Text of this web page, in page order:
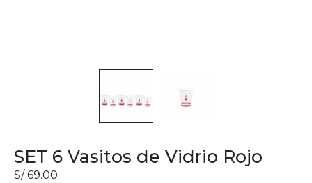
SET 6 Vasitos de Vidrio Rojo
S/ 69.00